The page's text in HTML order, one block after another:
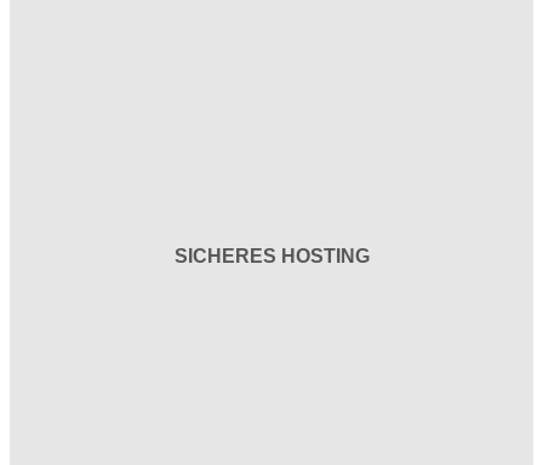
SICHERES HOSTING